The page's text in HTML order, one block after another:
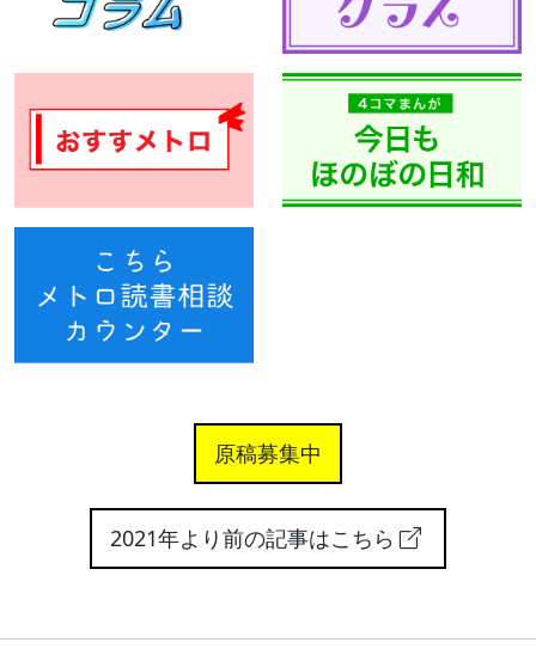
原稿募集中
2021年より前の記事はこちら